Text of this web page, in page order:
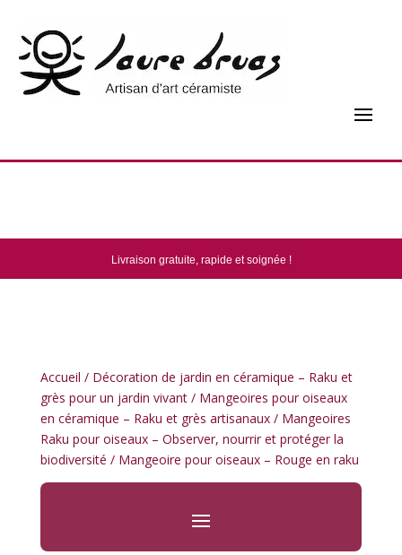
Livraison gratuite, rapide et soignée !
Accueil / Décoration de jardin en céramique – Raku et
grès pour un jardin vivant/ Mangeoires pour oiseaux
en céramique – Raku et grès artisanaux/ Mangeoires
Raku pour oiseaux – Observer, nourrir et protéger la
biodiversité / Mangeoire pour oiseaux – Rouge en raku